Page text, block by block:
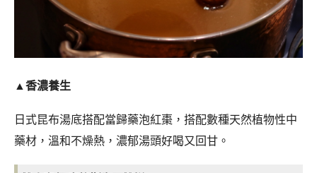
▲香濃養生
日式昆布湯底搭配當歸藥泡紅棗，搭配數種天然植物性中
藥材，溫和不燥熱，濃郁湯頭好喝又回甘。